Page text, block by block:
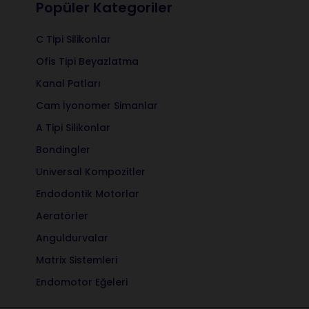
Popüler Kategoriler
C Tipi Silikonlar
Ofis Tipi Beyazlatma
Kanal Patları
Cam İyonomer Simanlar
A Tipi Silikonlar
Bondingler
Universal Kompozitler
Endodontik Motorlar
Aeratörler
Anguldurvalar
Matrix Sistemleri
Endomotor Eğeleri